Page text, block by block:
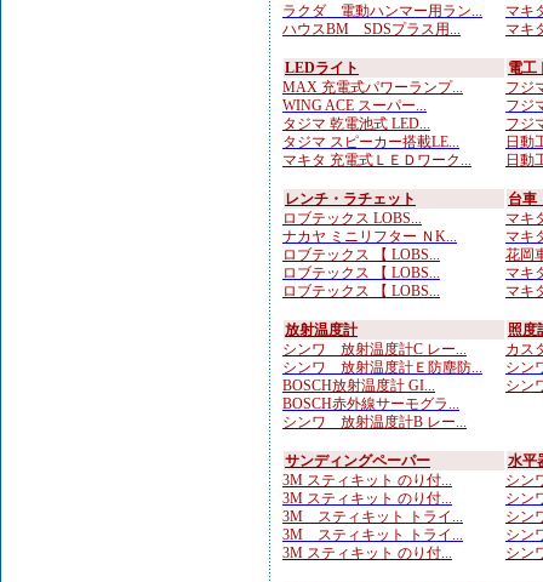
ラクダ 電動ハンマー用ラン...
ハウスBM SDSプラス用...
マキ
マキ
LEDライト
MAX 充電式パワーランプ...
WING ACE スーパー...
タジマ 乾電池式 LED...
タジマ スピーカー搭載LE...
マキタ 充電式ＬＥＤワーク...
電工
フジ
フジ
フジ
日動
日動
レンチ・ラチェット
ロブテックス LOBS...
ナカヤ ミニリフター ＮK...
ロブテックス 【 LOBS...
ロブテックス 【 LOBS...
ロブテックス 【 LOBS...
台車
マキ
マキ
花岡
マキ
マキ
放射温度計
シンワ 放射温度計C レー...
シンワ 放射温度計Ｅ防塵防...
BOSCH放射温度計 GI...
BOSCH赤外線サーモグラ...
シンワ 放射温度計B レー...
照度
カス
シン
シン
サンディングペーパー
3M スティキット のり付...
3M スティキット のり付...
3M スティキット トライ...
3M スティキット トライ...
3M スティキット のり付...
水平
シン
シン
シン
シン
シン